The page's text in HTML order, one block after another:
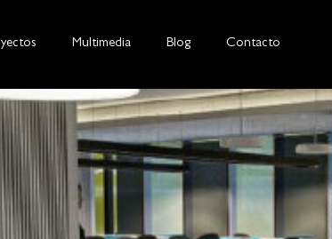
Multimedia Blog Contacto